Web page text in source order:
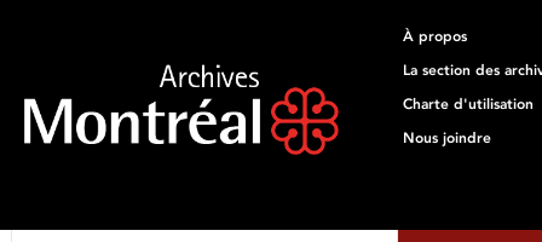
À propos
La section des
Charte d'utilisation
Nous joindre